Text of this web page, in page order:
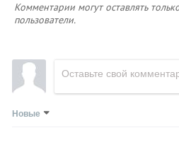
Комментарии могут оставлять
пользователи.
Новые